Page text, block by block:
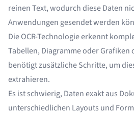
reinen Text, wodurch diese Daten
Anwendungen gesendet werden
Die OCR-Technologie erkennt
Tabellen, Diagramme oder Grafiken
benötigt zusätzliche Schritte, um
extrahieren.
Es ist schwierig, Daten exakt aus
unterschiedlichen Layouts und